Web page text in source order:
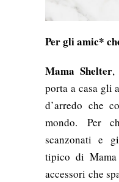
Per gli amic*
Mama Shelter,
porta a casa gli
d’arredo che
mondo.Per
scanzonati e
tipico di
accessori che